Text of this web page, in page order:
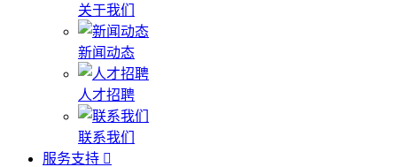
关于我们
新闻动态
人才招聘
联系我们
服务支持